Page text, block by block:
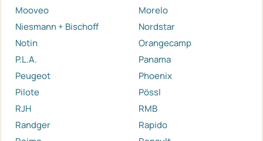
Mooveo
Morelo
Niesmann + Bischoff
Nordstar
Notin
Orangecamp
P.L.A.
Panama
Peugeot
Phoenix
Pilote
Pössl
RJH
RMB
Randger
Rapido